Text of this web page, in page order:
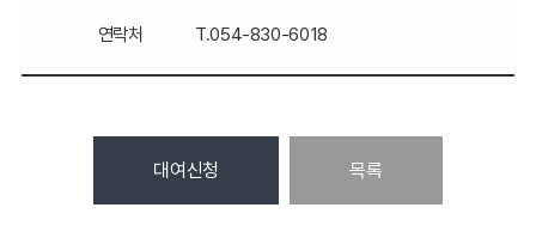
연락처 T.054-830-6018
대여신청 목록